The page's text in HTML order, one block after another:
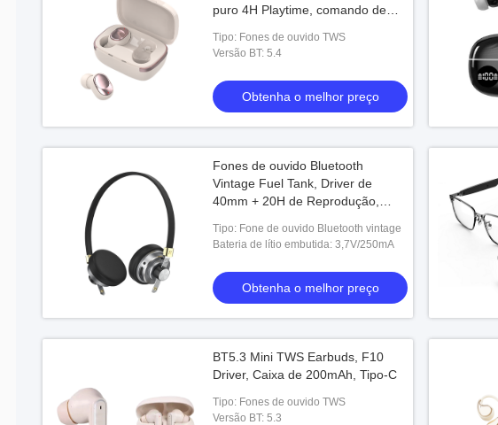
puro 4H Playtime, comando de
Tipo: Fones de ouvido TWS
Versão BT: 5.4
Obtenha o melhor preço
Fones de ouvido Bluetooth
Vintage Fuel Tank, Driver de
40mm + 20H de Reprodução,
Bateria de Lítio de 3.7V/250mAh
Tipo: Fone de ouvido Bluetooth vintage
Bateria de lítio embutida: 3,7V/250mA
Obtenha o melhor preço
BT5.3 Mini TWS Earbuds, F10
Driver, Caixa de 200mAh, Tipo-C
Tipo: Fones de ouvido TWS
Versão BT: 5.3